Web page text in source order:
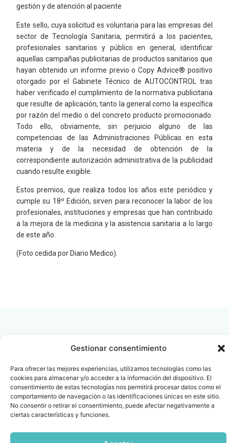
Gestionar consentimiento
Para ofrecer las mejores experiencias, utilizamos tecnologías como las
cookies para almacenar y/o acceder a la información del dispositivo. El
consentimiento de estas tecnologías nos permitirá procesar datos como el
comportamiento de navegación o las identificaciones únicas en este sitio.
No consentir o retirar el consentimiento, puede afectar negativamente a
ciertas características y funciones.
gestión y de atención al paciente
Este sello, cuya solicitud es voluntaria para las empresas del
sector de Tecnología Sanitaria, permitirá a los pacientes,
profesionales sanitarios y público en general, identificar
aquellas campañas publicitarias de productos sanitarios que
hayan obtenido un informe previo o Copy Advice® positivo
otorgado por el Gabinete Técnico de AUTOCONTROL tras
haber verificado el cumplimiento de la normativa publicitaria
que resulte de aplicación, tanto la general como la específica
por razón del medio o del concreto producto promocionado.
Todo ello, obviamente, sin perjuicio alguno de las
competencias de las Administraciones Públicas en esta
materia y de la necesidad de obtención de la
correspondiente autorización administrativa de la publicidad
cuando resulte exigible.
Estos premios, que realiza todos los años este periódico y
cumple su 18º Edición, sirven para reconocer la labor de los
profesionales, instituciones y empresas que han contribuido
a la mejora de la medicina y la asistencia sanitaria a lo largo
de este año.
(Foto cedida por Diario Medico).
Contacto
info@fenin.es
C/ Villanueva, 20 - 1-
28001
915 759 800
Oficina Barcelona
Travesera de Gracia, 56 -
1º, 3ª 08006
932 014 655